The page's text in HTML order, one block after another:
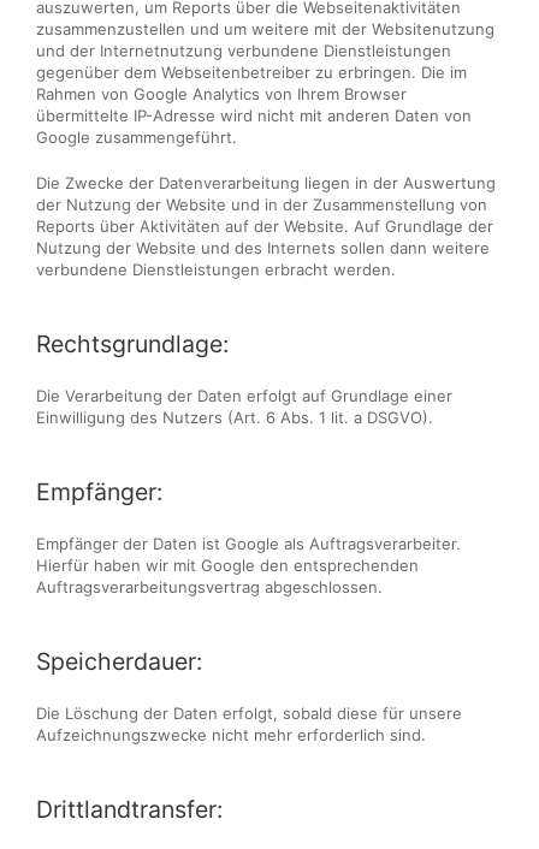
auszuwerten, um Reports über die Webseitenaktivitäten
zusammenzustellen und um weitere mit der Websitenutzung
und der Internetnutzung verbundene Dienstleistungen
gegenüber dem Webseitenbetreiber zu erbringen. Die im
Rahmen von Google Analytics von Ihrem Browser
übermittelte IP-Adresse wird nicht mit anderen Daten von
Google zusammengeführt.
Die Zwecke der Datenverarbeitung liegen in der Auswertung
der Nutzung der Website und in der Zusammenstellung von
Reports über Aktivitäten auf der Website. Auf Grundlage der
Nutzung der Website und des Internets sollen dann weitere
verbundene Dienstleistungen erbracht werden.
Rechtsgrundlage:
Die Verarbeitung der Daten erfolgt auf Grundlage einer
Einwilligung des Nutzers (Art. 6 Abs. 1 lit. a DSGVO).
Empfänger:
Empfänger der Daten ist Google als Auftragsverarbeiter.
Hierfür haben wir mit Google den entsprechenden
Auftragsverarbeitungsvertrag abgeschlossen.
Speicherdauer:
Die Löschung der Daten erfolgt, sobald diese für unsere
Aufzeichnungszwecke nicht mehr erforderlich sind.
Drittlandtransfer: